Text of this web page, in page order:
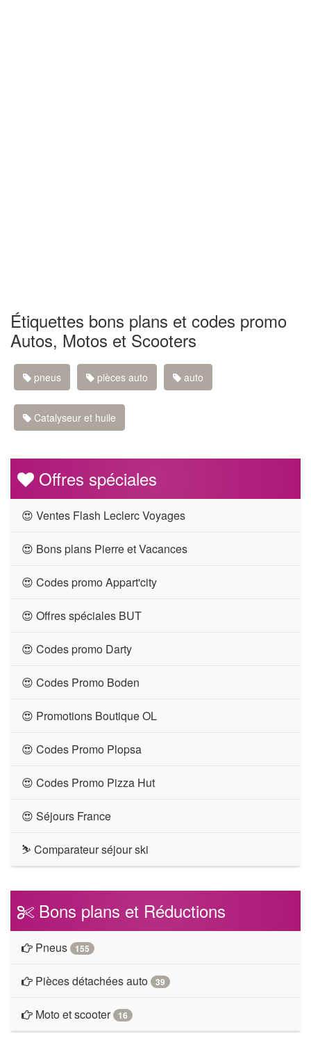
Étiquettes bons plans et codes promo
Autos, Motos et Scooters
pneus pièces auto auto
Catalyseur et huile
Offres spéciales
😍 Ventes Flash Leclerc Voyages
😍 Bons plans Pierre et Vacances
😍 Codes promo Appart'city
😍 Offres spéciales BUT
😍 Codes promo Darty
😍 Codes Promo Boden
😍 Promotions Boutique OL
😍 Codes Promo Plopsa
😍 Codes Promo Pizza Hut
😍 Séjours France
⛷ Comparateur séjour ski
Bons plans et Réductions
Pneus 155
Pièces détachées auto 39
Moto et scooter 16